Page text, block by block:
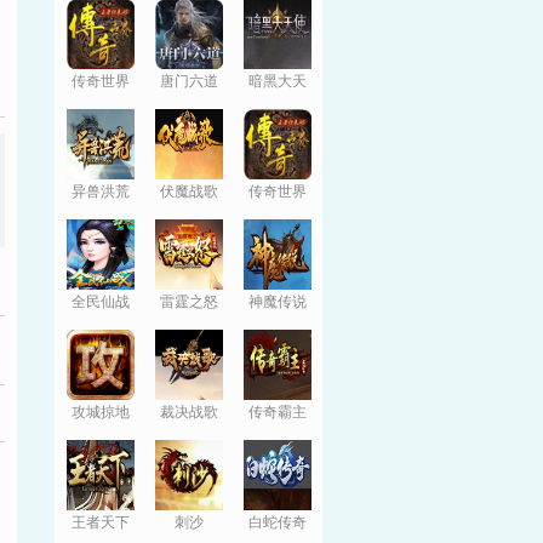
传奇世界 唐门六道
暗黑大天
使
异兽洪荒 伏魔战歌 传奇世界
全民仙战 雷霆之怒 神魔传说
攻城掠地 裁决战歌 传奇霸主
王者天下 刺沙 白蛇传奇